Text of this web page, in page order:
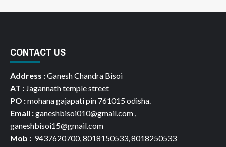
CONTACT US
Address :Ganesh Chandra Bisoi
AT : Jagannath temple street
PO :mohana gajapati pin 761015 odisha.
Email :ganeshbisoi010@gmail.com ,
ganeshbisoi15@gmail.com
Mob : 9437620700, 8018150533, 8018250533